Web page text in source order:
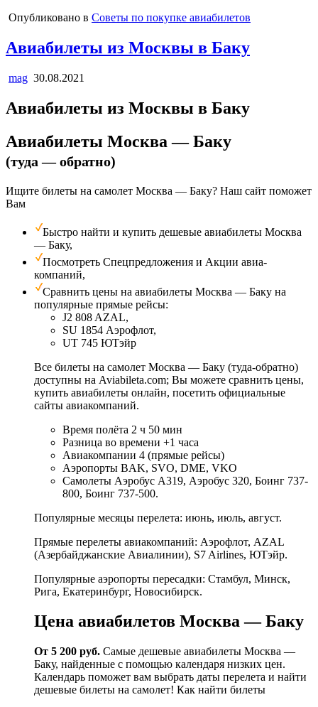
Опубликовано в Советы по покупке авиабилетов
Авиабилеты из Москвы в Баку
mag 30.08.2021
Авиабилеты из Москвы в Баку
Авиабилеты Москва — Баку
(туда — обратно)
Ищите билеты на самолет Москва — Баку? Наш сайт поможет
Вам
Быстро найти и купить дешевые авиабилеты Москва
— Баку,
Посмотреть Спецпредложения и Акции авиа­
компаний,
Сравнить цены на авиабилеты Москва — Баку на
популярные прямые рейсы:
J2 808 AZAL,
SU 1854 Аэрофлот,
UT 745 ЮТэйр
Все билеты на самолет Москва — Баку (туда-обратно)
доступны на Aviabileta.com; Вы можете сравнить цены,
купить авиабилеты онлайн, посетить официальные
сайты авиа­компаний.
Время полёта 2 ч 50 мин
Разница во времени +1 часа
Авиакомпании 4 (прямые рейсы)
Аэропорты BAK, SVO, DME, VKO
Самолеты Аэробус А319, Аэробус 320, Боинг 737-
800, Боинг 737-500.
Популярные месяцы перелета: июнь, июль, август.
Прямые перелеты авиа­компаний: Аэрофлот, AZAL
(Азербайджанские Авиалинии), S7 Airlines, ЮТэйр.
Популярные аэропорты пересадки: Стамбул, Минск,
Рига, Екатеринбург, Новосибирск.
Цена авиабилетов Москва — Баку
От 5 200 руб. Cамые дешевые авиабилеты Москва —
Баку, найденные с помощью календаря низких цен.
Календарь поможет вам выбрать даты перелета и найти
дешевые билеты на самолет! Как найти билеты